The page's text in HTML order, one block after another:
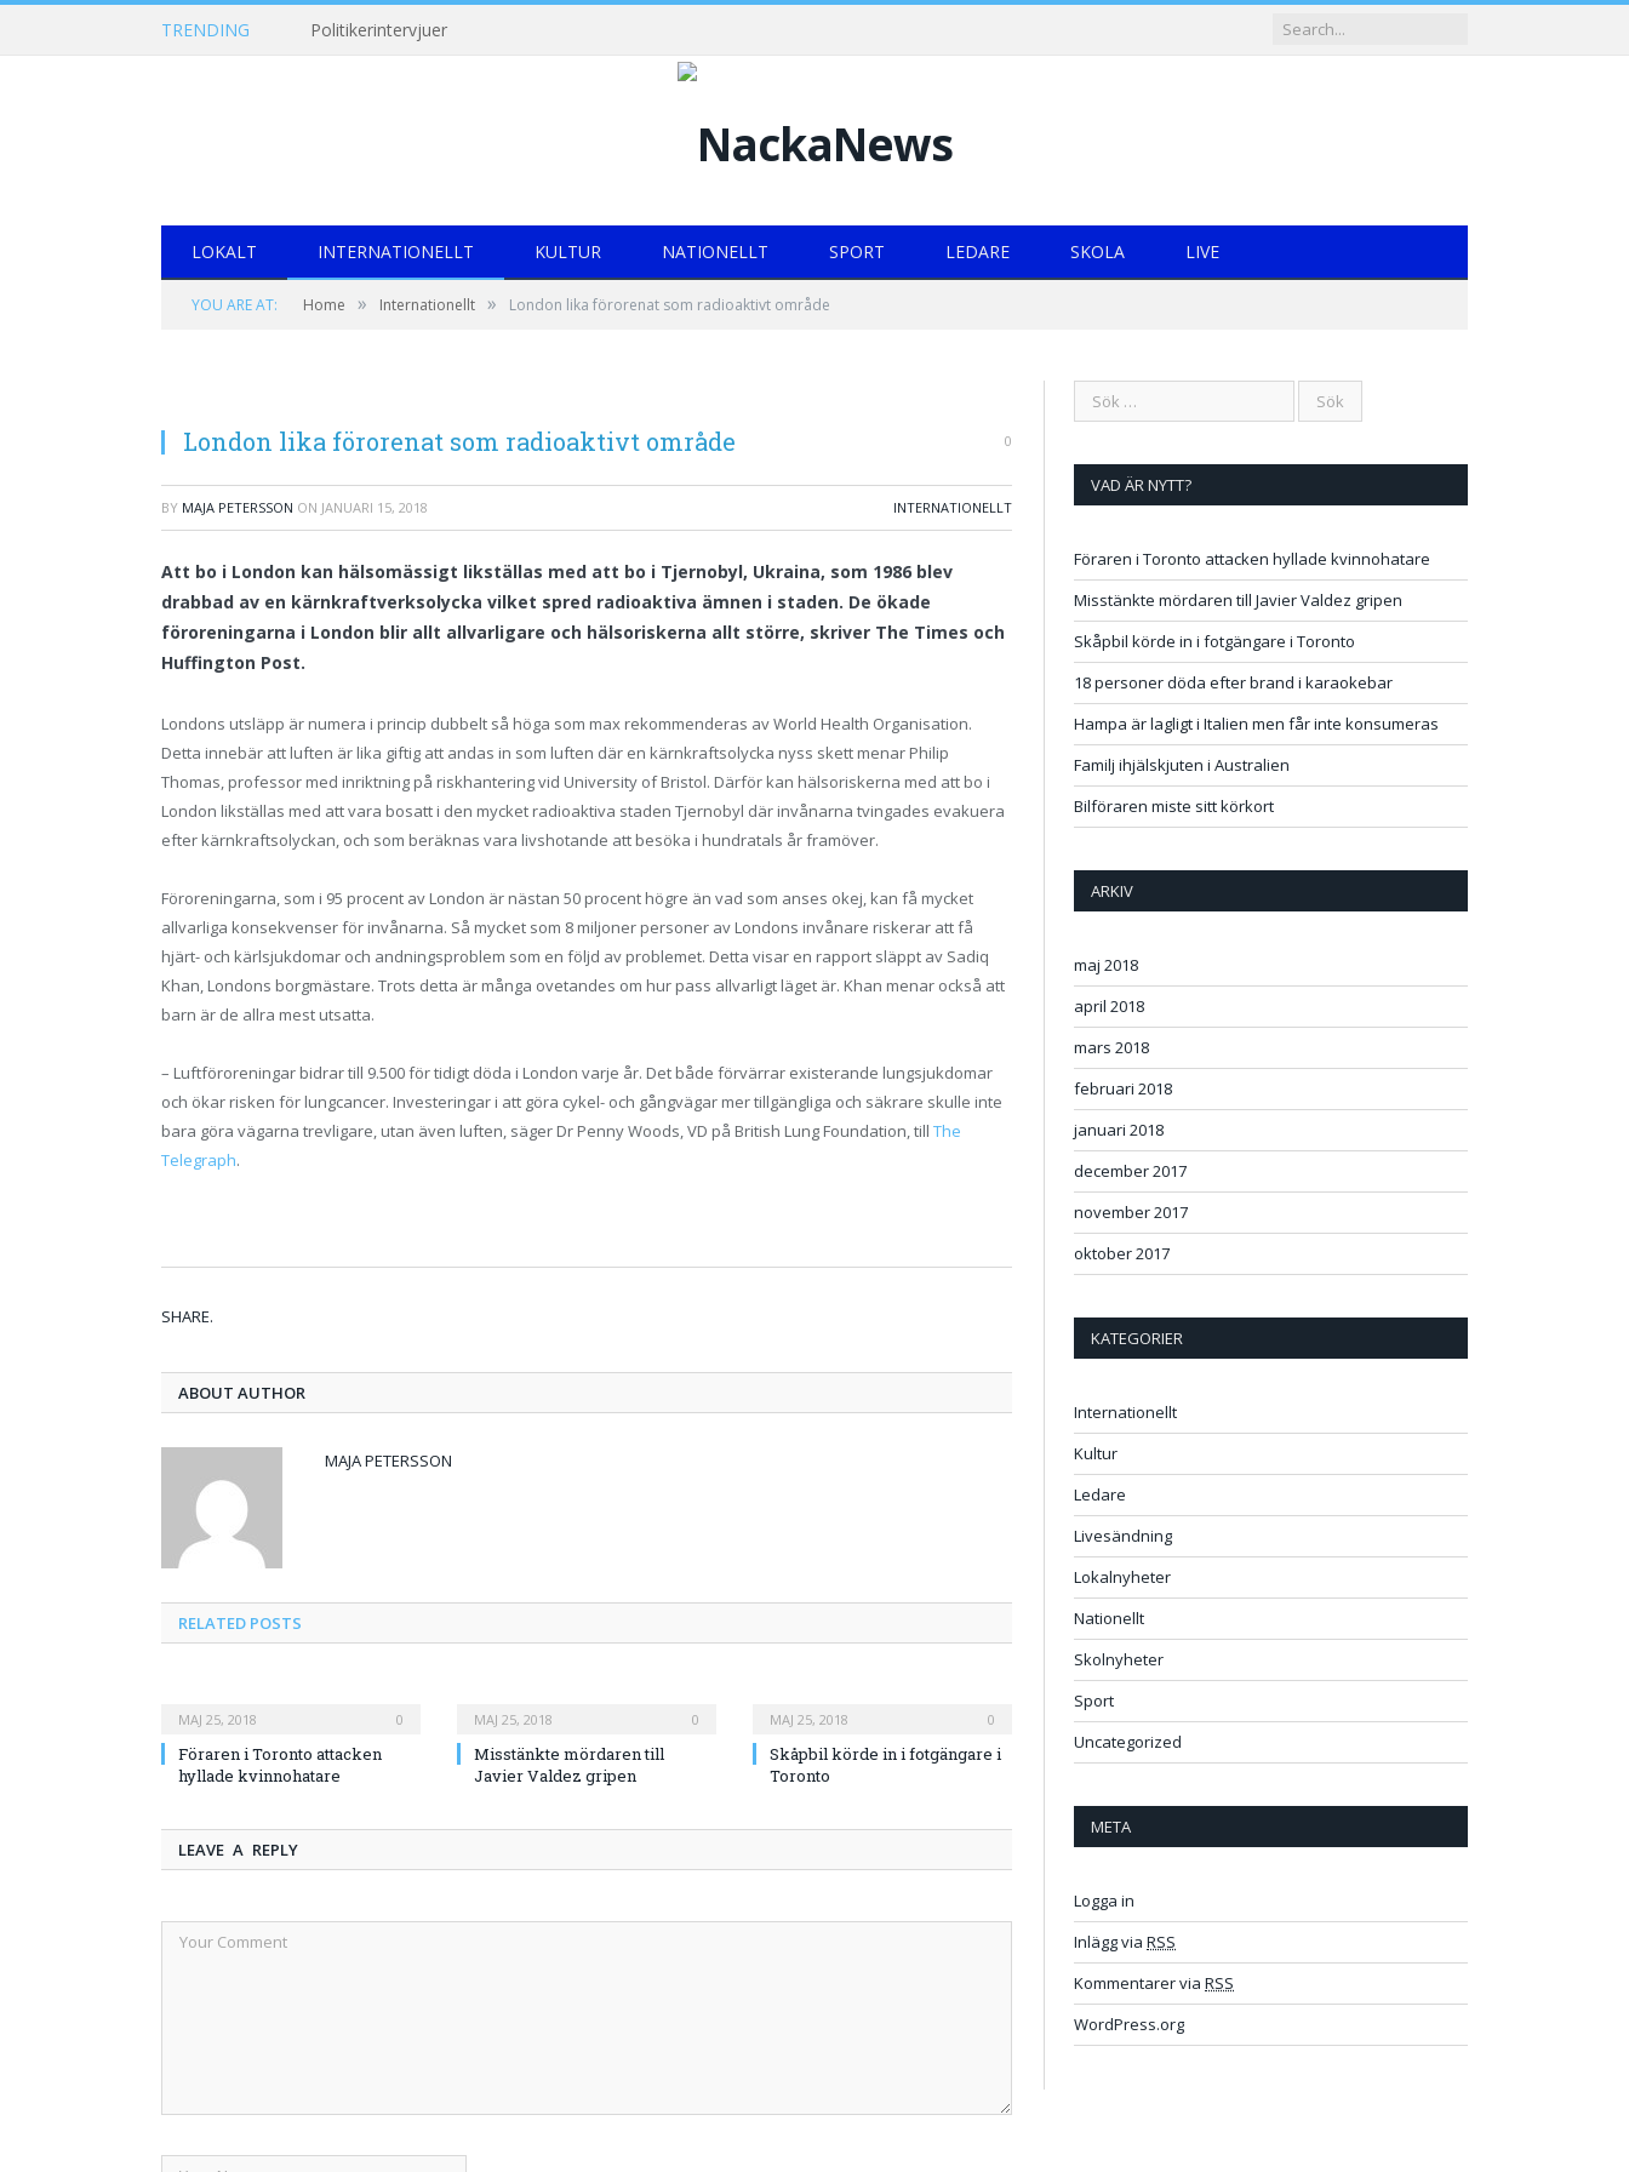
TRENDING Politikerintervjuer
LOKALT INTERNATIONELLT KULTUR NATIONELLT SPORT LEDARE SKOLA LIVE
YOU ARE AT: Home » Internationellt » London lika förorenat som radioaktivt område
London lika förorenat som radioaktivt område 0
BY MAJA PETERSSON ON JANUARI 15, 2018 INTERNATIONELLT
Att bo i London kan hälsomässigt likställas med att bo i Tjernobyl, Ukraina, som 1986 blev
drabbad av en kärnkraftverksolycka vilket spred radioaktiva ämnen i staden. De ökade
föroreningarna i London blir allt allvarligare och hälsoriskerna allt större, skriver The Times och
Huffington Post.
Londons utsläpp är numera i princip dubbelt så höga som max rekommenderas av World Health Organisation.
Detta innebär att luften är lika giftig att andas in som luften där en kärnkraftsolycka nyss skett menar Philip
Thomas, professor med inriktning på riskhantering vid University of Bristol. Därför kan hälsoriskerna med att bo i
London likställas med att vara bosatt i den mycket radioaktiva staden Tjernobyl där invånarna tvingades evakuera
efter kärnkraftsolyckan, och som beräknas vara livshotande att besöka i hundratals år framöver.
Föroreningarna, som i 95 procent av London är nästan 50 procent högre än vad som anses okej, kan få mycket
allvarliga konsekvenser för invånarna. Så mycket som 8 miljoner personer av Londons invånare riskerar att få
hjärt- och kärlsjukdomar och andningsproblem som en följd av problemet. Detta visar en rapport släppt av Sadiq
Khan, Londons borgmästare. Trots detta är många ovetandes om hur pass allvarligt läget är. Khan menar också att
barn är de allra mest utsatta.
– Luftföroreningar bidrar till 9.500 för tidigt döda i London varje år. Det både förvärrar existerande lungsjukdomar
och ökar risken för lungcancer. Investeringar i att göra cykel- och gångvägar mer tillgängliga och säkrare skulle inte
bara göra vägarna trevligare, utan även luften, säger Dr Penny Woods, VD på British Lung Foundation, till The
Telegraph.
SHARE. Twitter
Facebook
Google+
Pinterest
LinkedIn
Tumblr
ABOUT AUTHOR
MAJA PETERSSON
RELATED POSTS
MAJ 25, 2018 0
Föraren i Toronto attacken
hyllade kvinnohatare
MAJ 25, 2018 0
Misstänkte mördaren till
Javier Valdez gripen
MAJ 25, 2018 0
Skåpbil körde in i fotgängare i
Toronto
LEAVE A REPLY
VAD ÄR NYTT?
Föraren i Toronto attacken hyllade kvinnohatare
Misstänkte mördaren till Javier Valdez gripen
Skåpbil körde in i fotgängare i Toronto
18 personer döda efter brand i karaokebar
Hampa är lagligt i Italien men får inte konsumeras
Familj ihjälskjuten i Australien
Bilföraren miste sitt körkort
ARKIV
maj 2018
april 2018
mars 2018
februari 2018
januari 2018
december 2017
november 2017
oktober 2017
KATEGORIER
Internationellt
Kultur
Ledare
Livesändning
Lokalnyheter
Nationellt
Skolnyheter
Sport
Uncategorized
META
Logga in
Inlägg via RSS
Kommentarer via RSS
WordPress.org